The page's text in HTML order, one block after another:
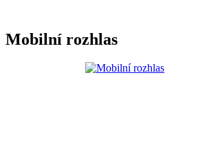
Mobilní rozhlas